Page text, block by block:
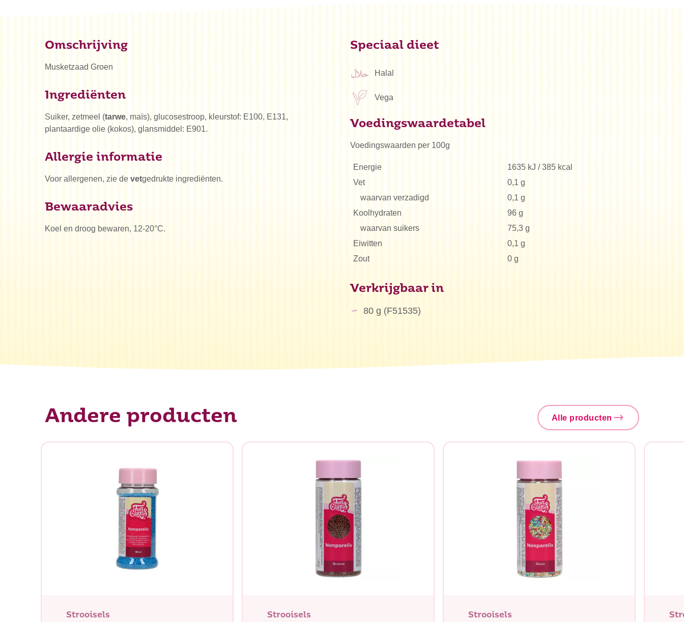
Waar ben je naar op zoek?
Omschrijving
Musketzaad Groen
Ingrediënten
Suiker, zetmeel (tarwe, maïs), glucosestroop, kleurstof: E100, E131,
plantaardige olie (kokos), glansmiddel: E901.
Allergie informatie
Voor allergenen, zie de vetgedrukte ingrediënten.
Bewaaradvies
Koel en droog bewaren, 12-20°C.
Speciaal dieet
Halal
Vega
Voedingswaardetabel
Voedingswaarden per 100g
Energie
1635 kJ / 385 kcal
Vet
0,1 g
waarvan verzadigd
0,1 g
Koolhydraten
96 g
waarvan suikers
75,3 g
Eiwitten
0,1 g
Zout
0 g
Verkrijgbaar in
80 g (F51535)
Andere producten Alle producten
Strooisels Strooisels Strooisels